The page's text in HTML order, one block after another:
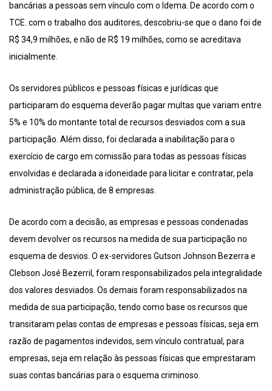
bancárias a pessoas sem vínculo com o Idema. De acordo com o
TCE. com o trabalho dos auditores, descobriu-se que o dano foi de
R$ 34,9 milhões, e não de R$ 19 milhões, como se acreditava
inicialmente.
Os servidores públicos e pessoas físicas e jurídicas que
participaram do esquema deverão pagar multas que variam entre
5% e 10% do montante total de recursos desviados com a sua
participação. Além disso, foi declarada a inabilitação para o
exercício de cargo em comissão para todas as pessoas físicas
envolvidas e declarada a idoneidade para licitar e contratar, pela
administração pública, de 8 empresas.
De acordo com a decisão, as empresas e pessoas condenadas
devem devolver os recursos na medida de sua participação no
esquema de desvios. O ex-servidores Gutson Johnson Bezerra e
Clebson José Bezerril, foram responsabilizados pela integralidade
dos valores desviados. Os demais foram responsabilizados na
medida de sua participação, tendo como base os recursos que
transitaram pelas contas de empresas e pessoas físicas, seja em
razão de pagamentos indevidos, sem vínculo contratual, para
empresas, seja em relação às pessoas físicas que emprestaram
suas contas bancárias para o esquema criminoso.